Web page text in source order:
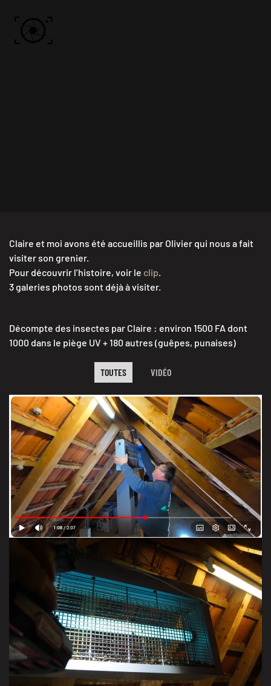
Claire et moi avons été accueillis par Olivier qui nous a fait
visiter son grenier.
Pour découvrir l’histoire, voir le clip.
3 galeries photos sont déjà à visiter.
Décompte des insectes par Claire : environ 1500 FA dont
1000 dans le piège UV + 180 autres (guêpes, punaises)
TOUTES VIDÉO
découverte du nid.
novembre 2025.
VOIR LE CLIP 2 MN 8 S
attrapés par hasard
VISITER LA GALERIE